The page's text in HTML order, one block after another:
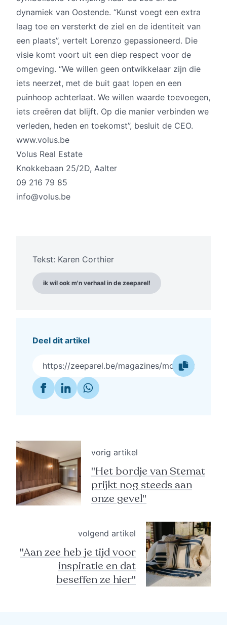
dynamiek van Oostende. “Kunst voegt een extra
laag toe en versterkt de ziel en de identiteit van
een plaats”, vertelt Lorenzo gepassioneerd. Die
visie komt voort uit een diep respect voor de
omgeving. “We willen geen ontwikkelaar zijn die
iets neerzet, met de buit gaat lopen en een
puinhoop achterlaat. We willen waarde toevoegen,
iets creëren dat blijft. Op die manier verbinden we
verleden, heden en toekomst”, besluit de CEO.
www.volus.be
Volus Real Estate
Knokkebaan 25/2D, Aalter
09 216 79 85
info@volus.be
Tekst: Karen Corthier
ik wil ook m'n verhaal in de zeeparel!
Deel dit artikel
https://zeeparel.be/magazines/mode-editie-
vorig artikel
"Het bordje van Stemat
prijkt nog steeds aan
onze gevel"
volgend artikel
"Aan zee heb je tijd voor
inspiratie en dat
beseffen ze hier"